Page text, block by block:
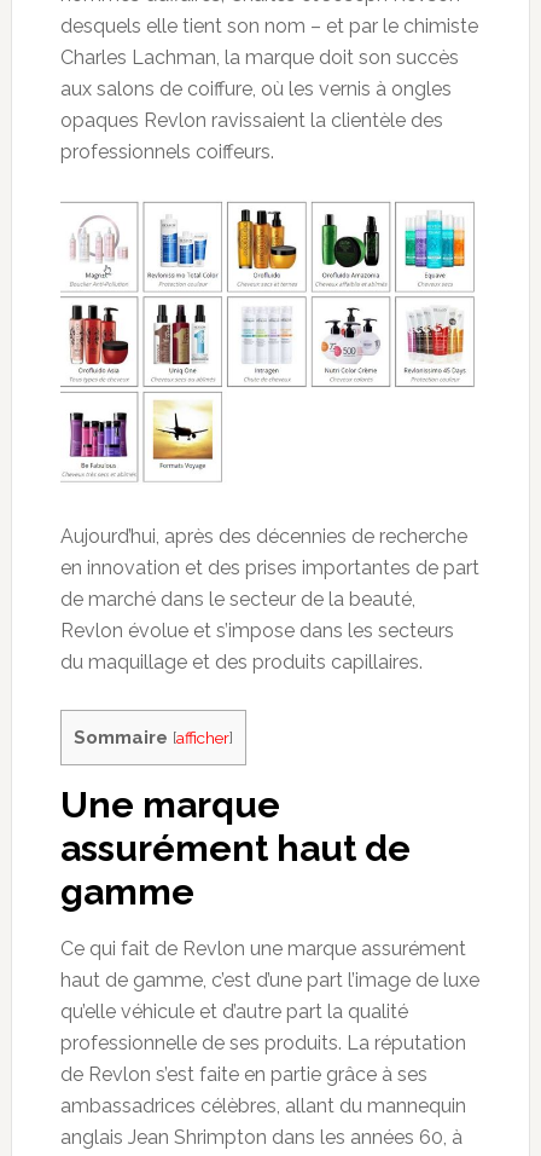
desquels elle tient son nom – et par le chimiste
Charles Lachman, la marque doit son succès
aux salons de coiffure, où les vernis à ongles
opaques Revlon ravissaient la clientèle des
professionnels coiffeurs.
Aujourd’hui, après des décennies de recherche
en innovation et des prises importantes de part
de marché dans le secteur de la beauté,
Revlon évolue et s’impose dans les secteurs
du maquillage et des produits capillaires.
Sommaire [afficher]
Une marque
assurément haut de
gamme
Ce qui fait de Revlon une marque assurément
haut de gamme, c’est d’une part l’image de luxe
qu’elle véhicule et d’autre part la qualité
professionnelle de ses produits. La réputation
de Revlon s’est faite en partie grâce à ses
ambassadrices célèbres, allant du mannequin
anglais Jean Shrimpton dans les années 60, à